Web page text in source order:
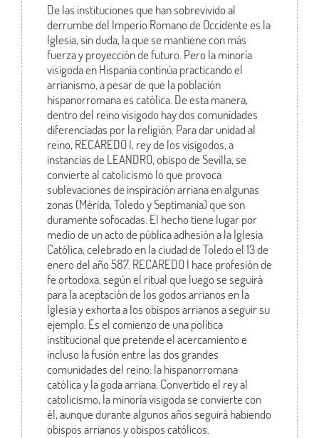
De las instituciones que han sobrevivido al
derrumbe del Imperio Romano de Occidente es la
Iglesia, sin duda, la que se mantiene con más
fuerza y proyección de futuro. Pero la minoría
visigoda en Hispania continúa practicando el
arrianismo, a pesar de que la población
hispanorromana es católica. De esta manera,
dentro del reino visigodo hay dos comunidades
diferenciadas por la religión. Para dar unidad al
reino, RECAREDO I, rey de los visigodos, a
instancias de LEANDRO, obispo de Sevilla, se
convierte al catolicismo lo que provoca
sublevaciones de inspiración arriana en algunas
zonas (Mérida, Toledo y Septimania) que son
duramente sofocadas. El hecho tiene lugar por
medio de un acto de pública adhesión a la Iglesia
Católica, celebrado en la ciudad de Toledo el 13 de
enero del año 587. RECAREDO I hace profesión de
fe ortodoxa, según el ritual que luego se seguirá
para la aceptación de los godos arrianos en la
Iglesia y exhorta a los obispos arrianos a seguir su
ejemplo. Es el comienzo de una política
institucional que pretende el acercamiento e
incluso la fusión entre las dos grandes
comunidades del reino: la hispanorromana
católica y la goda arriana. Convertido el rey al
catolicismo, la minoría visigoda se convierte con
él, aunque durante algunos años seguirá habiendo
obispos arrianos y obispos católicos.